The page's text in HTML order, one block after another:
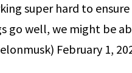
super hard to
go well, we might be
February 1,